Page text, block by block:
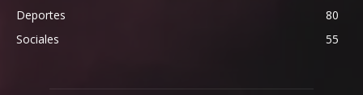
Deportes
80
Sociales
55